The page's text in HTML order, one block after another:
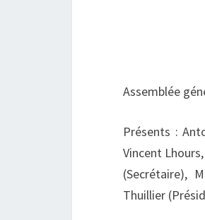
Assemblée
Présents :
Vincent
(Secrétaire),
Thuillier